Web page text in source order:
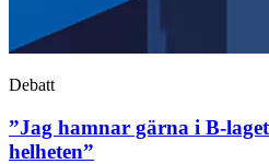
Debatt
”Jag hamnar gärna i B-
helheten”